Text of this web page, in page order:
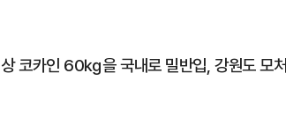
코카인 60㎏을 국내로 밀반입, 강원도 모